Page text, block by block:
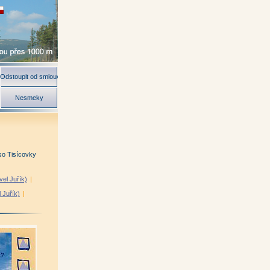
Odstoupit od smlouvy
Nesmeky
Tisícovky
Juřík) |
Juřík) |
Muchka)|